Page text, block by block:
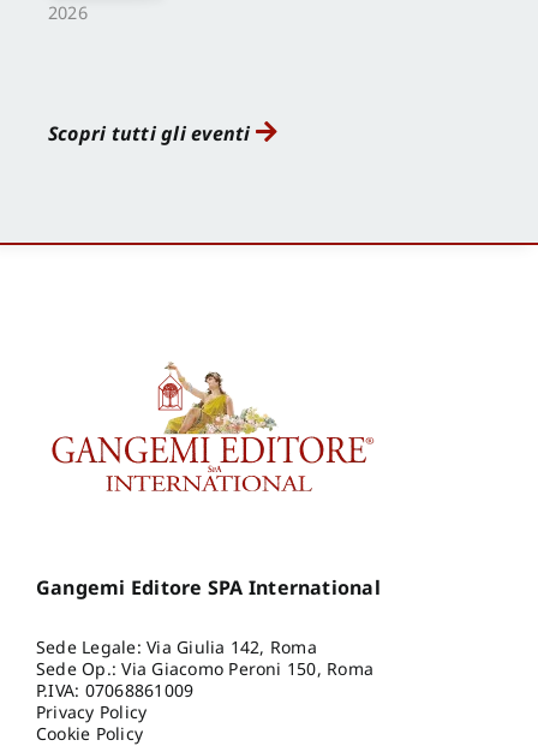
2026
Scopri tutti gli eventi
Gangemi Editore SPA International
Sede Legale: Via Giulia 142, Roma
Sede Op.: Via Giacomo Peroni 150, Roma
P.IVA: 07068861009
Privacy Policy
Cookie Policy